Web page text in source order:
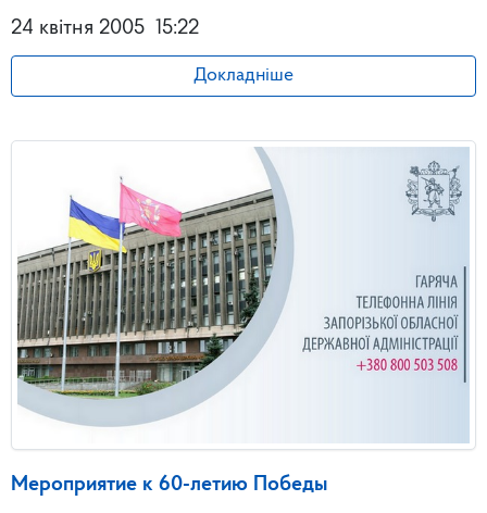
24 квітня 2005 15:22
Докладніше
Мероприятие к 60-летию Победы